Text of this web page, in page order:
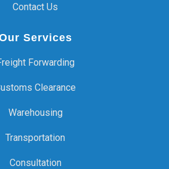
Contact Us
Services
Forwarding
Clearance
Warehousing
Transportation
Consultation